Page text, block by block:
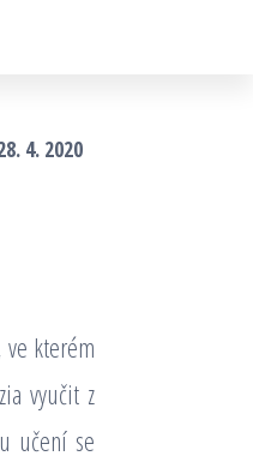
4. 2020
kterém
vyučit z
učení se